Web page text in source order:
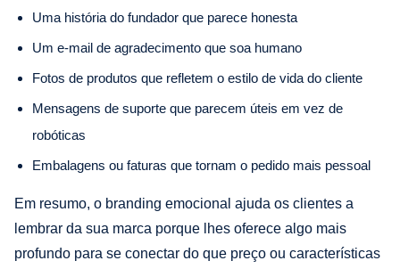
Uma história do fundador que parece honesta
Um e-mail de agradecimento que soa humano
Fotos de produtos que refletem o estilo de vida do cliente
Mensagens de suporte que parecem úteis em vez de
robóticas
Embalagens ou faturas que tornam o pedido mais pessoal
Em resumo, o branding emocional ajuda os clientes a
lembrar da sua marca porque lhes oferece algo mais
profundo para se conectar do que preço ou características